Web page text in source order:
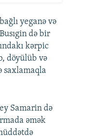
yeganə və
də bir
kərpic
döyülüb və
saxlamaqla
Samarin də
əmək